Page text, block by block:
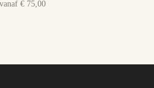
€ 75,00